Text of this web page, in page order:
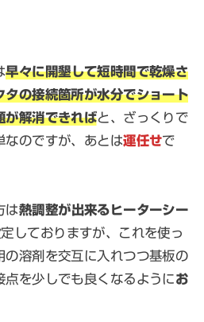
早々に開墾して短時間で乾燥さ
タの接続箇所が水分でショート
が解消できればと、ざっくりで
なのですが、あとは運任せで
は熱調整が出来るヒーターシー
しておりますが、これを使っ
の溶剤を交互に入れつつ基板の
を少しでも良くなるようにお